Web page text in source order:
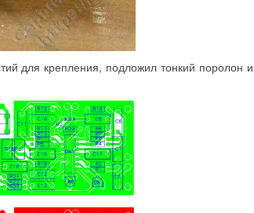
для крепления, подложил тонкий